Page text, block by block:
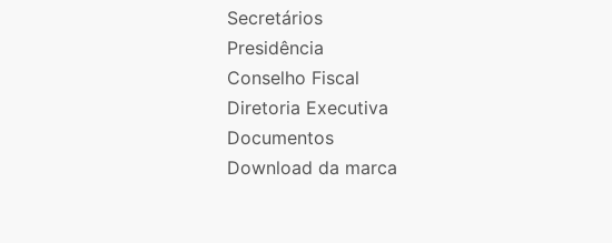
Secretários
Presidência
Conselho Fiscal
Diretoria Executiva
Documentos
Download da marca